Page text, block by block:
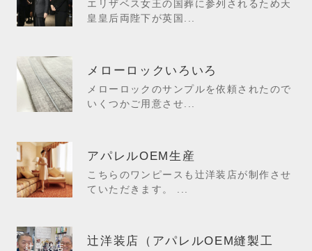
エリザベス女王の国葬に参列されるため天
皇皇后両陛下が英国...
メローロックいろいろ
メローロックのサンプルを依頼されたので
いくつかご用意させ...
アパレルOEM生産
こちらのワンピースも辻洋装店が制作させ
ていただきます。 ...
辻洋装店（アパレルOEM縫製工